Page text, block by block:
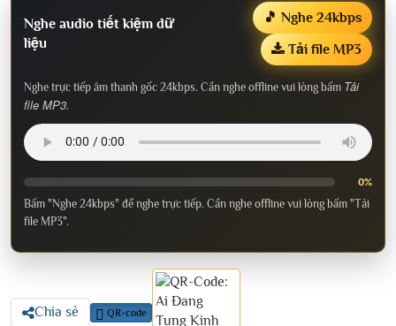
Nghe audio tiết kiệm dữ
liệu
🎵 Nghe 24kbps
Tải file MP3
Nghe trực tiếp âm thanh gốc 24kbps. Cần nghe offline vui lòng bấm Tải
file MP3.
0%
Bấm "Nghe 24kbps" để nghe trực tiếp. Cần nghe offline vui lòng bấm "Tải
file MP3".
Chia sẻ QR-code